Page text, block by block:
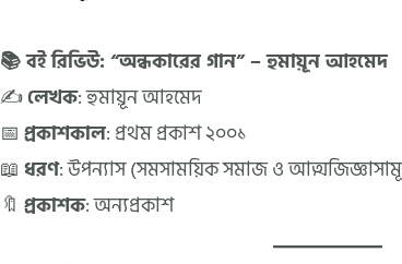
📚 বই রিভিউ: “অন্ধকারের গান” – হুমায়ূন আহমেদ
✍️লেখক: হুমায়ূন আহমেদ
📅প্রকাশকাল: প্রথম প্রকাশ ২০০১
📖ধরণ: উপন্যাস (সমসাময়িক সমাজ ও
🔖প্রকাশক: অন্যপ্রকাশ